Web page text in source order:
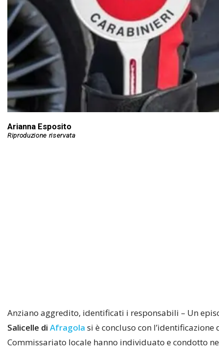
Arianna Esposito
Anziano aggredito, identificati i responsabili – Un
Salicelle di Afragola si è concluso con
Commissariato locale hanno individuato e condotto